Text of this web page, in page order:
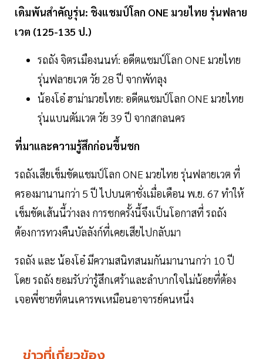
เดิมพันสำคัญรุ่น: ชิงแชมป์โลก ONE มวยไทย รุ่นฟลาย
เวต (125-135 ป.)
รถถัง จิตรเมืองนนท์: อดีตแชมป์โลก ONE มวยไทย
รุ่นฟลายเวต วัย 28 ปี จากพัทลุง
น้องโอ๋ ฮาม่ามวยไทย: อดีตแชมป์โลก ONE มวยไทย
รุ่นแบนตัมเวต วัย 39 ปี จากสกลนคร
ที่มาและความรู้สึกก่อนขึ้นชก
รถถังเสียเข็มขัดแชมป์โลก ONE มวยไทย รุ่นฟลายเวต ที่
ครองมานานกว่า 5 ปี ไปบนตาชั่งเมื่อเดือน พ.ย. 67 ทำให้
เข็มขัดเส้นนี้ว่างลง การชกครั้งนี้จึงเป็นโอกาสที่ รถถัง
ต้องการทวงคืนบัลลังก์ที่เคยเสียไปกลับมา
รถถัง และ น้องโอ๋ มีความสนิทสนมกันมานานกว่า 10 ปี
โดย รถถัง ยอมรับว่ารู้สึกเศร้าและลำบากใจไม่น้อยที่ต้อง
เจอพี่ชายที่ตนเคารพเหมือนอาจารย์คนหนึ่ง